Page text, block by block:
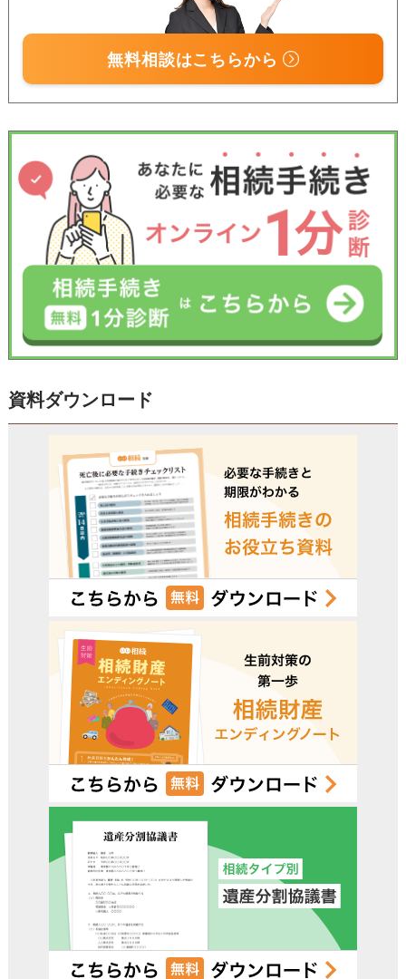
無料相談はこちらから
資料ダウンロード